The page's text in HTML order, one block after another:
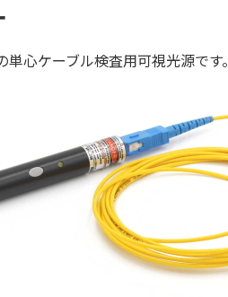
心ケーブル検査用可視光源です。